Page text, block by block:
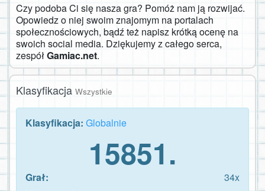
Czy podoba Ci się nasza gra? Pomóż nam ją rozwijać.
Opowiedz o niej swoim znajomym na portalach
społecznościowych, bądź też napisz krótką ocenę na
swoich social media. Dziękujemy z całego serca,
zespółGamiac.net.
Klasyfikacja Wszystkie
Klasyfikacja: Globalnie
15851.
Grał:
34x